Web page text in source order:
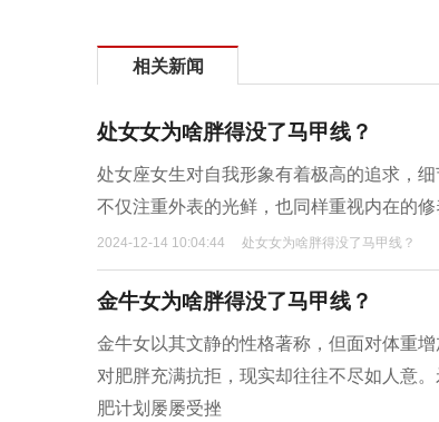
相关新闻
处女女为啥胖得没了马甲线？
处女座女生对自我形象有着极高的追求，
不仅注重外表的光鲜，也同样重视内在的
2024-12-14 10:04:44 处女女为啥胖得没了马甲线？
金牛女为啥胖得没了马甲线？
金牛女以其文静的性格著称，但面对体重
对肥胖充满抗拒，现实却往往不尽如人意
肥计划屡屡受挫